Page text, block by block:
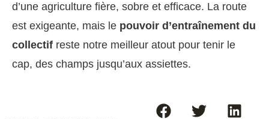
d’une agriculture fière, sobre et efficace. La route
est exigeante, mais le pouvoir d’entraînement du
collectif reste notre meilleur atout pour tenir le
cap, des champs jusqu’aux assiettes.